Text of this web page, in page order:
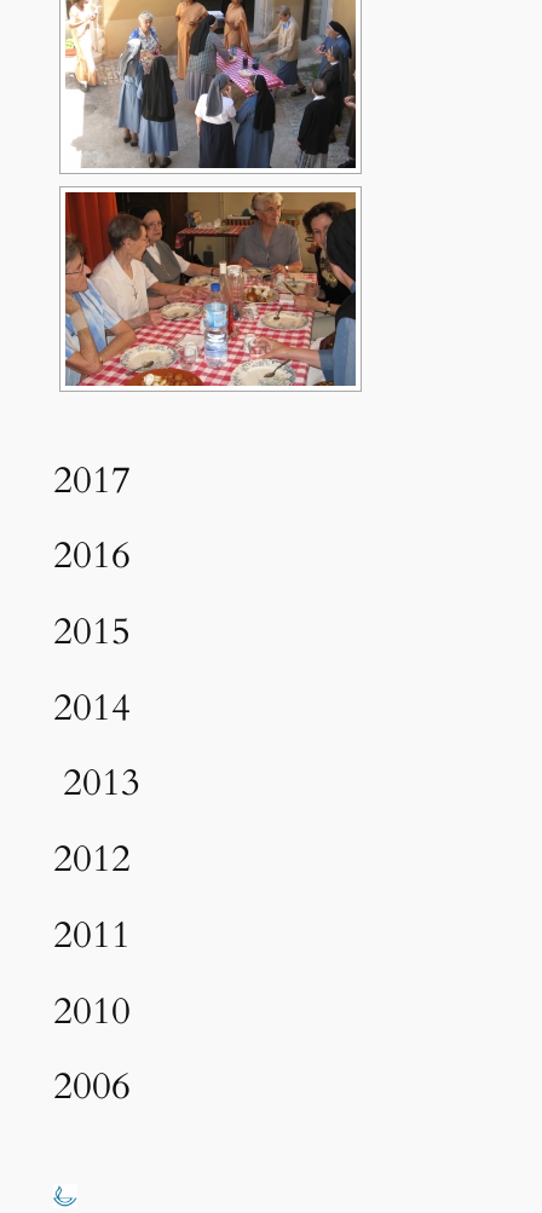
2017
2016
2015
2014
2013
2012
2011
2010
2006